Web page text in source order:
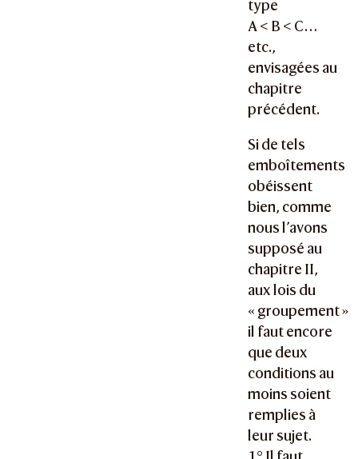
type
A < B < C…
etc.,
envisagées au
chapitre
précédent.
Si de tels
emboîtements
obéissent
bien, comme
nous l’avons
supposé au
chapitre II,
aux lois du
« groupement »
il faut encore
que deux
conditions au
moins soient
remplies à
leur sujet.